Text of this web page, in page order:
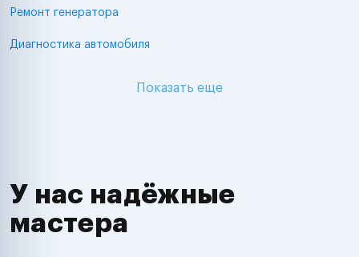
Ремонт генератора
Диагностика автомобиля
Показать еще
У нас надёжные
мастера